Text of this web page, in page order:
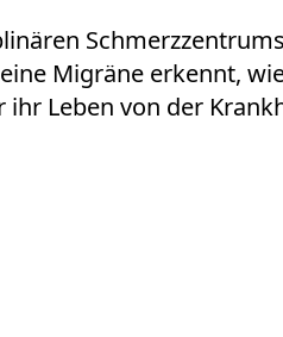
Migräne erkennt,
Leben von der